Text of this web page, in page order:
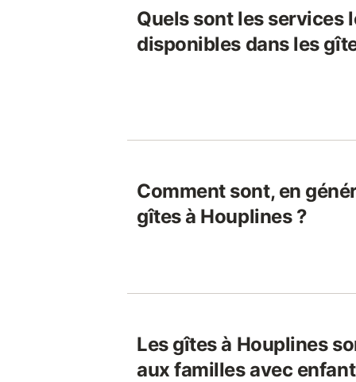
Quels sont les services
disponibles dans les
Comment sont, en
gîtes à Houplines ?
Les gîtes à Houplines
aux familles avec